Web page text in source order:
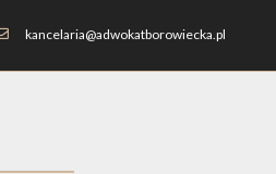
kancelaria@adwokatborowiecka.pl